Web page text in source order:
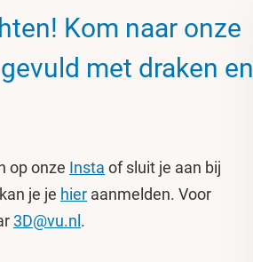
Kom naar onze
met draken en
op onze Insta of sluit je aan bij
je je hier aanmelden. Voor
3D@vu.nl .